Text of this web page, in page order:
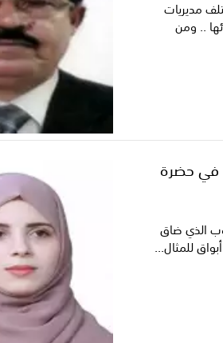
مديريات
.. ومن
الهاربين.. وسفاحي (94) في حضرة
الذي ضاق
للمثال...